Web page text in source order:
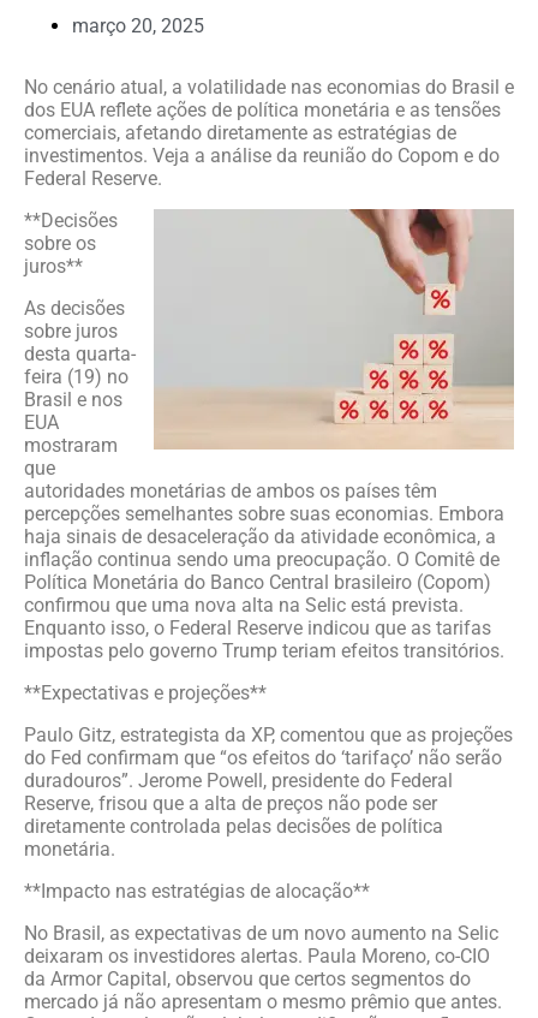
março 20, 2025
No cenário atual, a volatilidade nas economias do Brasil e
dos EUA reflete ações de política monetária e as tensões
comerciais, afetando diretamente as estratégias de
investimentos. Veja a análise da reunião do Copom e do
Federal Reserve.
**Decisões
sobre os
juros**
As decisões
sobre juros
desta quarta-
feira (19) no
Brasil e nos
EUA
mostraram
que
autoridades monetárias de ambos os países têm
percepções semelhantes sobre suas economias. Embora
haja sinais de desaceleração da atividade econômica, a
inflação continua sendo uma preocupação. O Comitê de
Política Monetária do Banco Central brasileiro (Copom)
confirmou que uma nova alta na Selic está prevista.
Enquanto isso, o Federal Reserve indicou que as tarifas
impostas pelo governo Trump teriam efeitos transitórios.
**Expectativas e projeções**
Paulo Gitz, estrategista da XP, comentou que as projeções
do Fed confirmam que “os efeitos do ‘tarifaço’ não serão
duradouros”. Jerome Powell, presidente do Federal
Reserve, frisou que a alta de preços não pode ser
diretamente controlada pelas decisões de política
monetária.
**Impacto nas estratégias de alocação**
No Brasil, as expectativas de um novo aumento na Selic
deixaram os investidores alertas. Paula Moreno, co-CIO
da Armor Capital, observou que certos segmentos do
mercado já não apresentam o mesmo prêmio que antes.